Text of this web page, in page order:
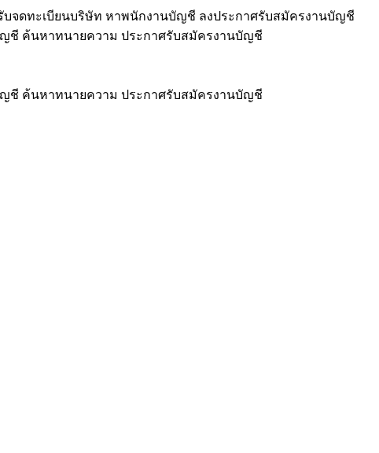
ดทะเบียนบริษัท หาพนักงานบัญชี ลงประกาศรับสมัครงานบัญชี
ชี ค้นหาทนายความ ประกาศรับสมัครงานบัญชี
ชี ค้นหาทนายความ ประกาศรับสมัครงานบัญชี